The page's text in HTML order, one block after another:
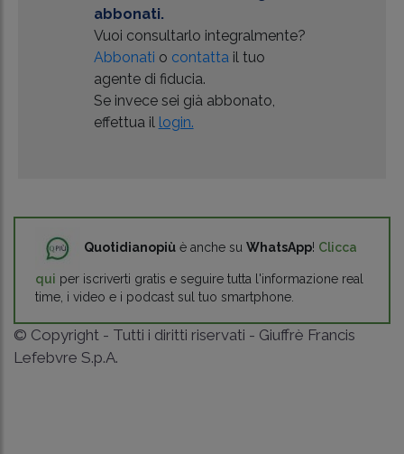
abbonati.
Vuoi consultarlo integralmente?
Abbonati o contattail tuo
agente di fiducia.
Se invece sei già abbonato,
effettua il login.
Quotidianopiù è anche su WhatsApp! Clicca
qui per iscriverti gratis e seguire tutta l'informazione real
time, i video e i podcast sul tuo smartphone.
© Copyright - Tutti i diritti riservati - Giuffrè Francis
Lefebvre S.p.A.